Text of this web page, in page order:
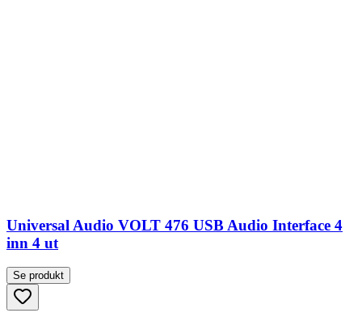
Universal Audio VOLT 476 USB Audio Interface 4
inn 4 ut
Se produkt